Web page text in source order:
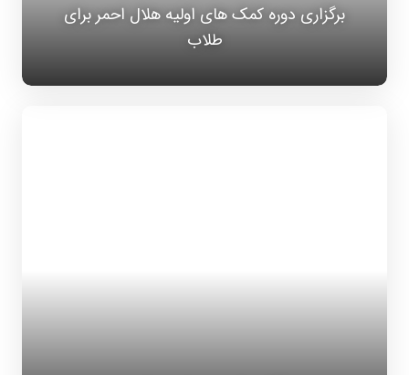
برگزاری دوره کمک های اولیه هلال احمر برای
طلاب